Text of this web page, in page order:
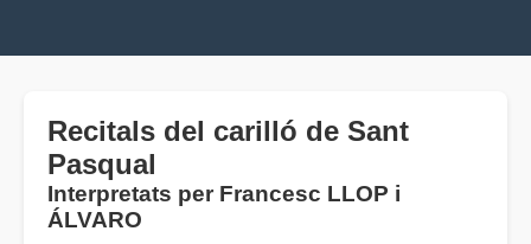
Recitals del carilló de Sant
Pasqual
Interpretats per Francesc LLOP i
ÁLVARO